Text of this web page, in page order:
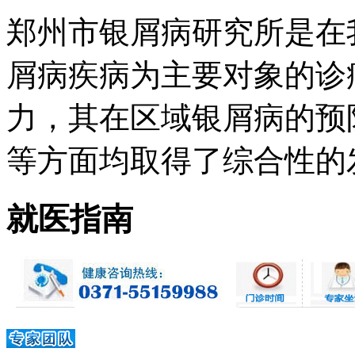
郑州市银屑病研究所是
屑病疾病为主要对象的
力，其在区域银屑病的
等方面均取得了综合性的
就医指南